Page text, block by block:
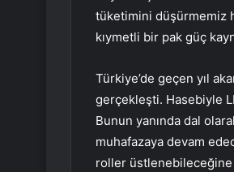
tüketimini düşürmemiz
kıymetli bir pak güç
Türkiye’de geçen yıl
gerçekleşti. Hasebiyle
Bunun yanında dal
muhafazaya devam
roller